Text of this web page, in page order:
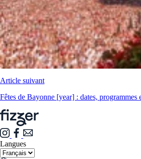
Article suivant
Fêtes de Bayonne [year] : dates, programmes
Langues